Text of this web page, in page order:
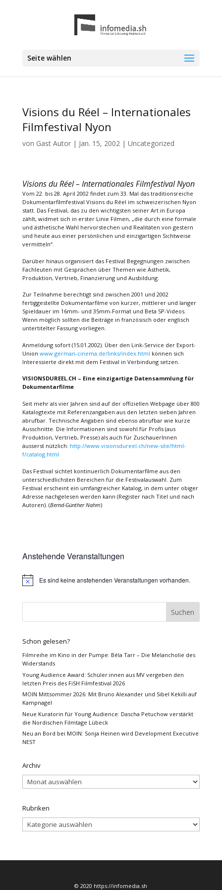
Seite wählen
Visions du Réel – Internationales
Filmfestival Nyon
von Gast Autor| Jan. 15, 2002| Uncategorized
Visions du Réel – Internationales Filmfestival Nyon
Vom 22. bis 28. April 2002 findet zum 33. Mal das traditionsreiche
Dokumentarfilmfestival Visions du Réel im schweizerischen Nyon
statt. Das Festival, das zu den wichtigsten seiner Art in Europa
zählt, widmet sich in erster Linie Filmen, „die durch eine formale
und ästhetische Wahl hervorstechen und Realitäten von gestern
und heute aus einer persönlichen und einzigartigen Sichtweise
vermitteln“.
Darüber hinaus organisiert das Festival Begegnungen zwischen
Fachleuten mit Gesprächen über Themen wie Ästhetik,
Produktion, Vertrieb, Finanzierung und Ausbildung.
Zur Teilnahme berechtigt sind zwischen 2001 und 2002
fertiggestellte Dokumentarfilme von kurzer, mittlerer und langer
Spieldauer im 16mm- und 35mm-Format und Beta SP-Videos.
Wenn möglich sollten die Beiträge in französisch oder englisch
untertitelter Fassung vorliegen.
Anmeldung sofort (15.01.2002). Über den Link-Service der Export-
Union www.german-cinema.de/links/index.html können sich
Interessierte direkt mit dem Festival in Verbindung setzen.
VISIONSDUREEL.CH – Eine einzigartige Datensammlung für
Dokumentarfilme
Seit mehr als vier Jahren sind auf der offiziellen Webpage über 800
Katalogtexte mit Referenzangaben aus den letzten sieben Jahren
abrufbar. Technische Angaben sind ebenso abrufbar wie kurze
Ausschnitte. Die Informationen sind sowohl für Profis (aus
Produktion, Vertrieb, Presse) als auch für ZuschauerInnen
äusserst nützlich: http://www.visionsdureel.ch/new-site/html-
f/catalog.html
Das Festival sichtet kontinuerlich Dokumentarfilme aus den
unterschiedlichsten Bereichen für die Festivalauswahl. Zum
Festival erscheint ein umfangreicher Katalog, in dem unter obiger
Adresse nachgelesen werden kann (Register nach Titel und nach
Autoren). (Bernd-Günther Nahm)
Anstehende Veranstaltungen
HinweisEs sind keine anstehenden Veranstaltungen vorhanden.
Schon gelesen?
Filmreihe im Kino in der Pumpe: Béla Tarr – Die Melancholie des
Widerstands
Young Audience Award: Schüler:innen aus MV vergeben den
letzten Preis des FiSH Filmfestival 2026
MOIN Mittsommer 2026: Mit Bruno Alexander und Sibel Kekilli auf
Kampnagel
Neue Kuratorin für Young Audience: Dascha Petuchow verstärkt
die Nordischen Filmtage Lübeck
Neu an Bord bei MOIN: Sonja Heinen wird Development Executive
NEST
Archiv
Archiv
Rubriken
Rubriken
© 2020 https://infomedia.sh